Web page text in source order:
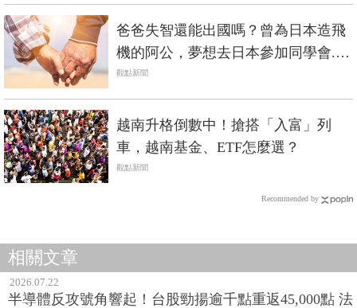
爸爸失智還能出國嗎？曾為日本造飛
機的阿公，夢想去日本參加同學會...
一個溫馨故事看失智長輩圓夢
觀點新聞
越南升格倒數中！搶搭「入富」列
車，越南基金、ETF怎麼選？
觀點新聞
Recommended by
相關文章
2026.07.22
半導體反攻號角響起！台股勁揚逾千點重返45,000點 法